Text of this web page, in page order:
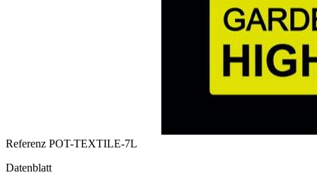
Referenz POT-TEXTILE-7L
Datenblatt